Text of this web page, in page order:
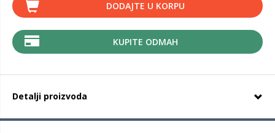
DODAJTE U KORPU
KUPITE ODMAH
Detalji proizvoda